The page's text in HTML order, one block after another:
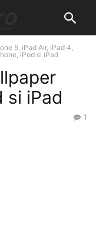
5, iPad Air, iPad 4,
iPod si iPad
si iPad
1